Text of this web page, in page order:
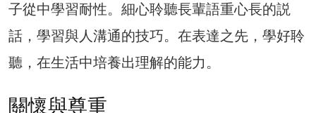
子從中學習耐性。細心聆聽長輩語重心長的説
話，學習與人溝通的技巧。在表達之先，學好聆
聽，在生活中培養出理解的能力。
關懷與尊重